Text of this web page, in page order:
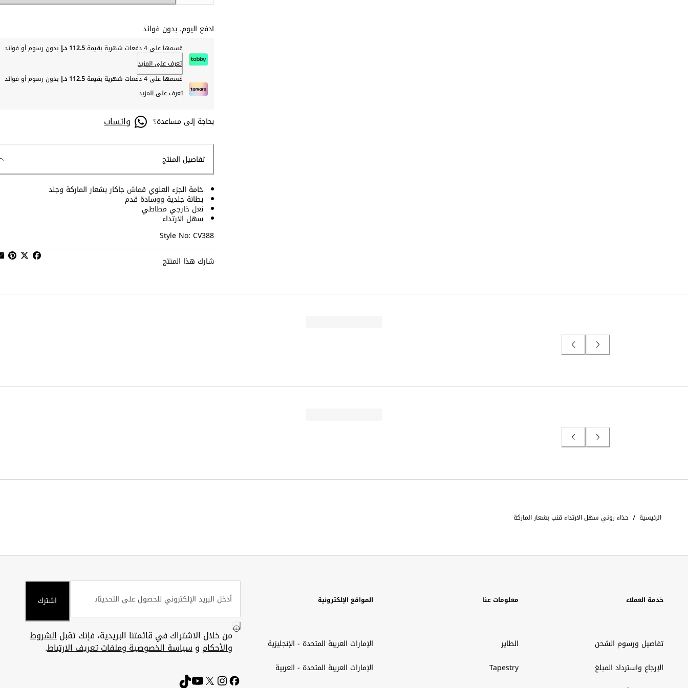
ادفع اليوم. بدون فوائد
قسمها على 4 دفعات شهرية بقيمة 112.5 د.إ
بدون رسوم أو فوائد
تعرف على المزيد
قسمها على 4 دفعات شهرية بقيمة
112.5 د.إ
بدون رسوم أو فوائد
تعرف على المزيد
بحاجة إلى مساعدة؟ واتساب
تفاصيل المنتج
خامة الجزء العلوي قماش جاكار بشعار الماركة وجلد
بطانة جلدية ووسادة قدم
نعل خارجي مطاطي
سهل الارتداء
Style No: CV388
شارك هذا المنتج
الرئيسية / حذاء روني سهل الارتداء قنب بشعار الماركة
خدمة العملاء
تفاصيل ورسوم الشحن
الإرجاع واسترداد المبلغ
معلومات عنا
الطاير
Tapestry
المواقع الإلكترونية
الإمارات العربية المتحدة - الإنجليزية
الإمارات العربية المتحدة - العربية
اشترك
من خلال الاشتراك في قائمتنا البريدية، فإنك تقبلالشروط
والأحكام وسياسة الخصوصية وملفات تعريف الارتباط.